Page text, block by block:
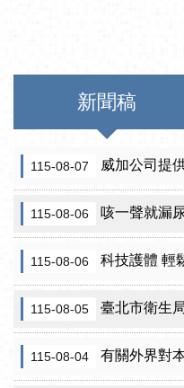
新聞稿
115-08-07 威加公司提供
115-08-06 咳一聲就漏
115-08-06 科技護體 輕
115-08-05 臺北市衛生
115-08-04 有關外界對